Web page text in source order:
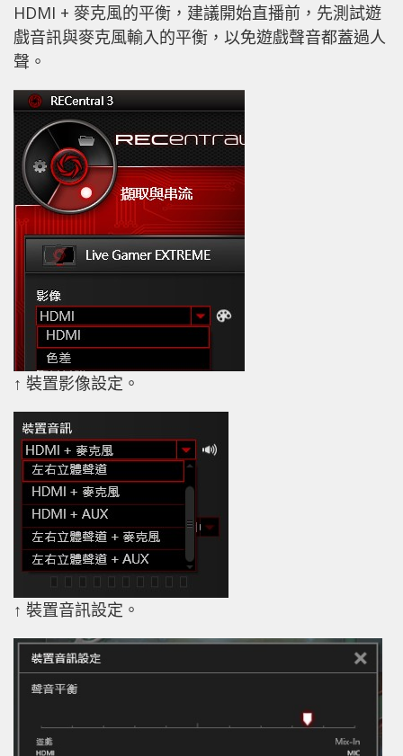
HDMI + 麥克風的平衡，建議開始直播前，先測試遊
戲音訊與麥克風輸入的平衡，以免遊戲聲音都蓋過人
聲。
↑ 裝置影像設定。
↑ 裝置音訊設定。